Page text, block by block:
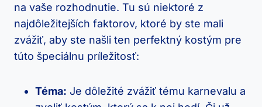
na vaše rozhodnutie. Tu sú niektoré z
najdôležitejších faktorov, ktoré by ste mali
zvážiť, aby ste našli ten perfektný kostým pre
túto špeciálnu príležitosť:
Téma: Je dôležité zvážiť tému karnevalu a